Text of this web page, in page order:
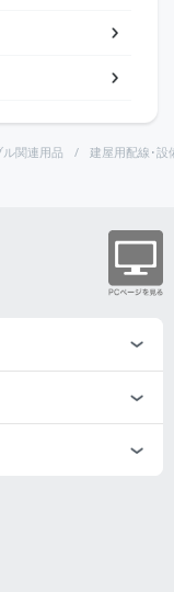
関連用品 建屋用配線･設